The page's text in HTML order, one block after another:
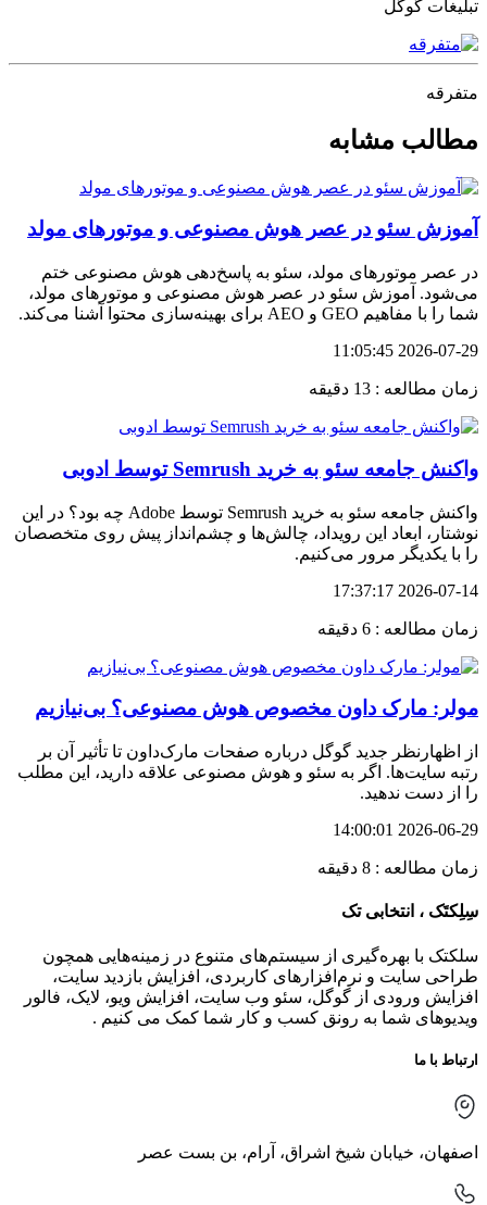
تبلیغات گوگل
متفرقه
مطالب مشابه
آموزش سئو در عصر هوش مصنوعی و موتورهای مولد
در عصر موتورهای مولد، سئو به پاسخ‌دهی هوش مصنوعی ختم
می‌شود. آموزش سئو در عصر هوش مصنوعی و موتورهای مولد،
شما را با مفاهیم GEO و AEO برای بهینه‌سازی محتوا آشنا می‌کند.
2026-07-29 11:05:45
زمان مطالعه : 13 دقیقه
واکنش جامعه سئو به خرید Semrush توسط ادوبی
واکنش جامعه سئو به خرید Semrush توسط Adobe چه بود؟ در این
نوشتار، ابعاد این رویداد، چالش‌ها و چشم‌انداز پیش روی متخصصان
را با یکدیگر مرور می‌کنیم.
2026-07-14 17:37:17
زمان مطالعه : 6 دقیقه
مولر: مارک داون مخصوص هوش مصنوعی؟ بی‌نیازیم
از اظهارنظر جدید گوگل درباره صفحات مارک‌داون تا تأثیر آن بر
رتبه سایت‌ها. اگر به سئو و هوش مصنوعی علاقه دارید، این مطلب
را از دست ندهید.
2026-06-29 14:00:01
زمان مطالعه : 8 دقیقه
سِلِکتَک ، انتخابی تک
سلکتک با بهره‌گیری از سیستم‌های متنوع در زمینه‌هایی همچون
طراحی سایت و نرم‌افزارهای کاربردی، افزایش بازدید سایت،
افزایش ورودی از گوگل، سئو وب سایت، افزایش ویو، لایک، فالور
ویدیوهای شما به رونق کسب و کار شما کمک می کنیم .
ارتباط با ما
اصفهان، خیابان شیخ اشراق، آرام، بن بست عصر